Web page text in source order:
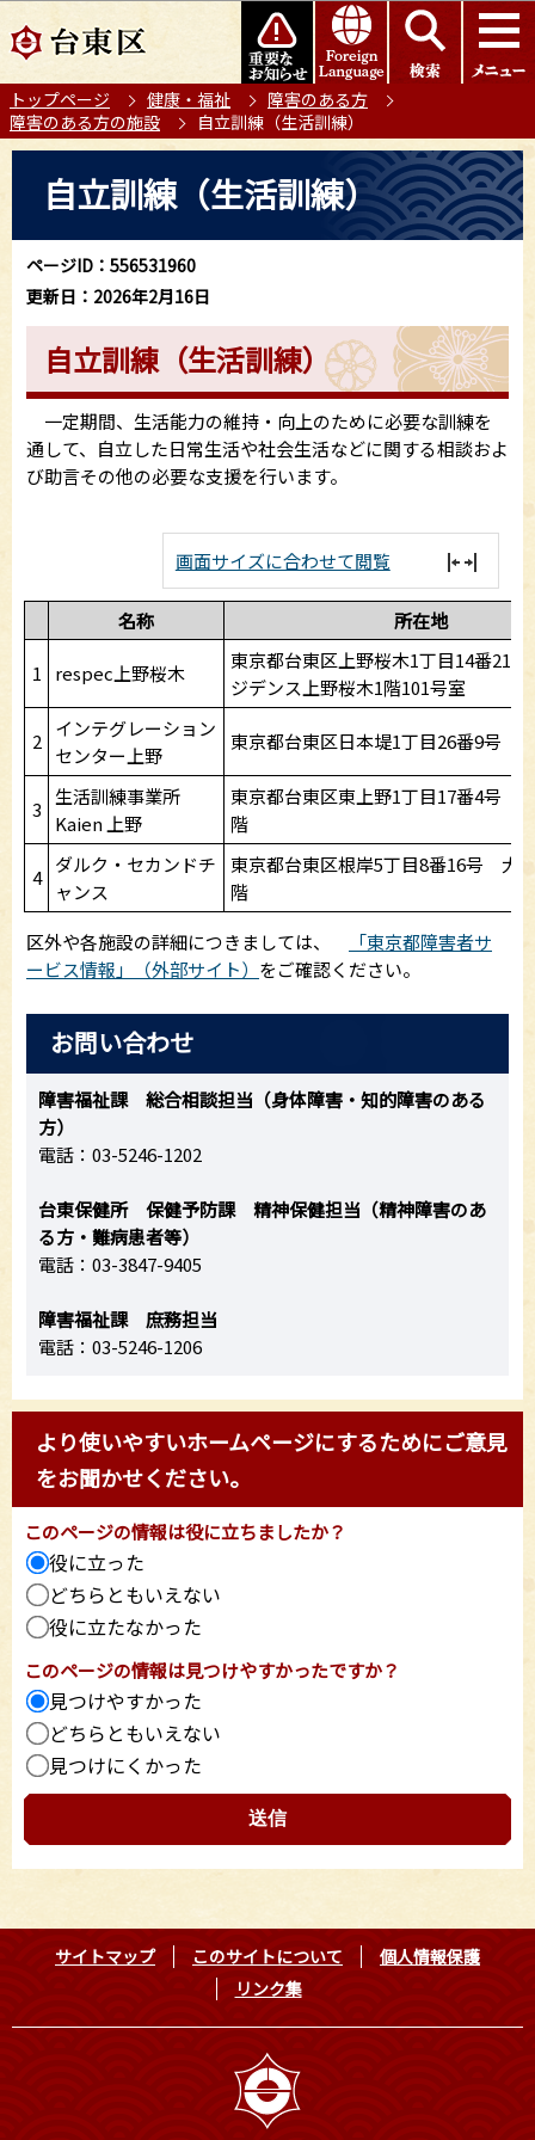
の
ー
ジ
このページの本文へ移動
トップページ 健康・福祉
障害のある方
障害のある方の施設
自立訓練（生活訓練）
か
自立訓練（生活訓練）
ページID：556531960
更新日：2026年2月16日
自立訓練（生活訓練）
一定期間、生活能力の維持・向上のために必要な訓練を
通して、自立した日常生活や社会生活などに関する相談およ
び助言その他の必要な支援を行います。
画面サイズに合わせて閲覧
名称 所在地
1 respec上野桜木
東京都台東区上野桜木1丁目14番21
ジデンス上野桜木1階101号室
2
インテグレーション
センター上野
東京都台東区日本堤1丁目26番9号
3
生活訓練事業所
Kaien 上野
東京都台東区東上野1丁目17番4号
階
4
ダルク・セカンドチ
ャンス
東京都台東区根岸5丁目8番16号 大
階
区外や各施設の詳細につきましては、
「東京都障害者サ
ービス情報」（外部サイト） をご確認ください。
お問い合わせ
障害福祉課 総合相談担当（身体障害・知的障害のある
方）
電話：03-5246-1202
台東保健所 保健予防課 精神保健担当（精神障害のあ
る方・難病患者等）
電話：03-3847-9405
障害福祉課 庶務担当
電話：03-5246-1206
より使いやすいホームページにするためにご意見
をお聞かせください。
このページの情報は役に立ちましたか？
役に立った
どちらともいえない
役に立たなかった
このページの情報は見つけやすかったですか？
見つけやすかった
どちらともいえない
見つけにくかった
サイトマップ このサイトについて
個人情報保護
リンク集